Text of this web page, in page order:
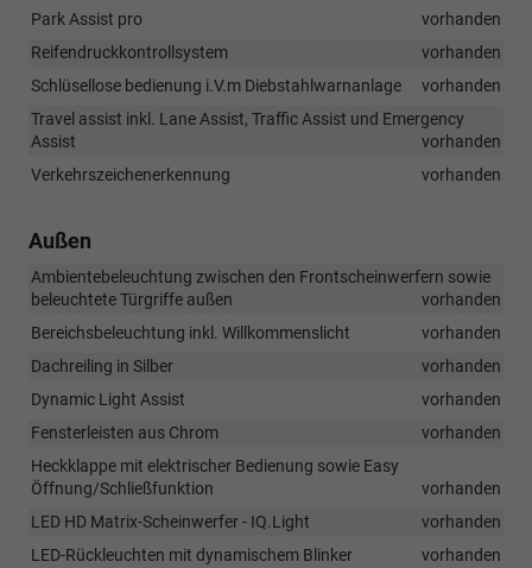
Park Assist pro
vorhanden
Reifendruckkontrollsystem
vorhanden
Schlüsellose bedienung i.V.m Diebstahlwarnanlage
vorhanden
Travel assist inkl. Lane Assist, Traffic Assist und Emergency
Assist
vorhanden
Verkehrszeichenerkennung
vorhanden
Außen
Ambientebeleuchtung zwischen den Frontscheinwerfern sowie
beleuchtete Türgriffe außen
vorhanden
Bereichsbeleuchtung inkl. Willkommenslicht
vorhanden
Dachreiling in Silber
vorhanden
Dynamic Light Assist
vorhanden
Fensterleisten aus Chrom
vorhanden
Heckklappe mit elektrischer Bedienung sowie Easy
Öffnung/Schließfunktion
vorhanden
LED HD Matrix-Scheinwerfer - IQ.Light
vorhanden
LED-Rückleuchten mit dynamischem Blinker
vorhanden